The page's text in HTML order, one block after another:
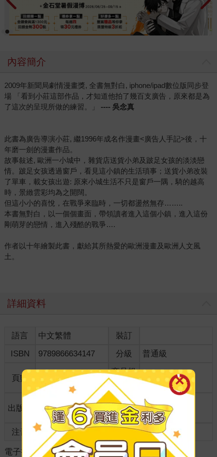
內容簡介
2009年新聞局劇情漫畫獎, 全書無對白, iphone/ipad數位版同步登
場 「看到小莊這部作品，才知道他拍了幾百支廣告，原來都是為
了這次的呈現所做的練習。」 ---- 吳念真
此書為廣告導演小莊, 繼1996年成名作漫畫<廣告人手記>後，十
年磨一劍的漫畫作品。
故事敍述, 歐洲一小城中，雜貨店送貨小弟及跛足女孩的淡淡戀
情。跛足女孩透過窗戶，看見這小鎮的生活瑣事；送貨小弟改裝
了單車，載女孩出遊: 原來小城生活不只是窗戶一隅，騎的越高
時，景緻雲彩均為之開闊。
但這小小的喜悅，在戰爭來臨時，一切都盪然無存……..
本書無對白，以一個個畫面，帶領讀者進入這個小鎮，進入這份
剛萌芽的戀情，進入殘酷的戰爭….
作者以十年繪製此書，獻給其所熱愛的歐洲漫畫及歐洲人文風
土。
詳細資料
語言 中文繁體
裝訂
ISBN
9789866634147 分級 普通級
頁數 224
商品規
格
18開17*23cm
出版地 台灣
適讀年
齡
全齡適讀
注音 級別
電子書 ＞ 文學 ＞ 圖文繪本 ＞ 華文圖文